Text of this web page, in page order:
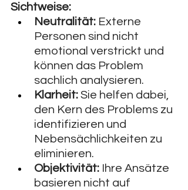
Sichtweise:
Neutralität: Externe
Personen sind nicht
emotional verstrickt und
können das Problem
sachlich analysieren.
Klarheit: Sie helfen dabei,
den Kern des Problems zu
identifizieren und
Nebensächlichkeiten zu
eliminieren.
Objektivität: Ihre Ansätze
basieren nicht auf